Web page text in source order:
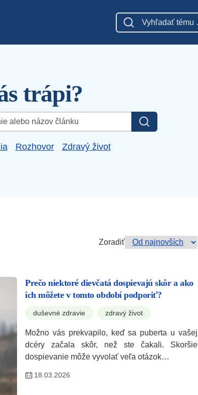
trápi?
Rozhovor Zdravý život
Zoradiť
Prečo niektoré dievčatá dospievajú skôr a ako
ich môžete v tomto období podporiť?
duševné zdravie zdravý život
Možno vás prekvapilo, keď sa puberta u vašej
dcéry začala skôr, než ste čakali. Skoršie
dospievanie môže vyvolať veľa otázok…
18.03.2026